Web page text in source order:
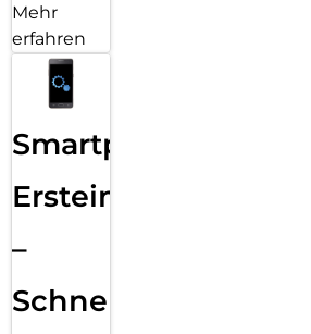
Mehr
erfahren
Smartphone
Ersteinrichtung
–
Schnelle